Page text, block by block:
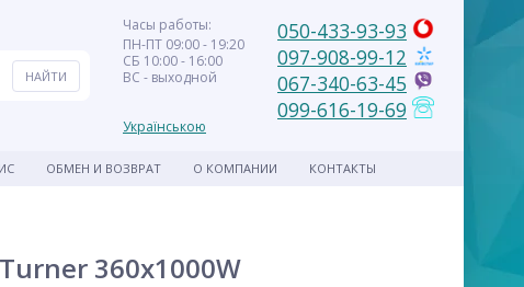
Часы работы:
ПН-ПТ 09:00 - 19:20
СБ 10:00 - 16:00
ВС - выходной
Українською
050-433-93-93
097-908-99-12
067-340-63-45
099-616-19-69
ОБМЕН И ВОЗВРАТ О КОМПАНИИ КОНТАКТЫ
360x1000W